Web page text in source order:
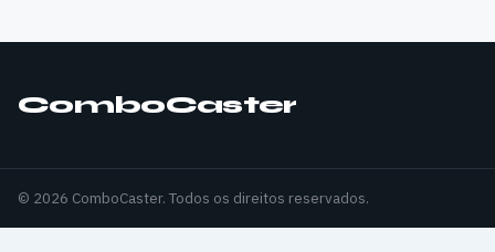
ComboCaster
© 2026 ComboCaster. Todos os direitos reservados.